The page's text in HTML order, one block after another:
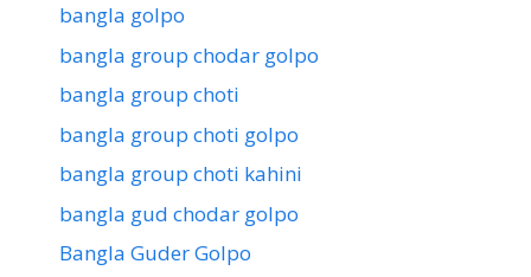
bangla golpo
bangla group chodar golpo
bangla group choti
bangla group choti golpo
bangla group choti kahini
bangla gud chodar golpo
Bangla Guder Golpo